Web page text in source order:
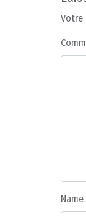
Votre
Name